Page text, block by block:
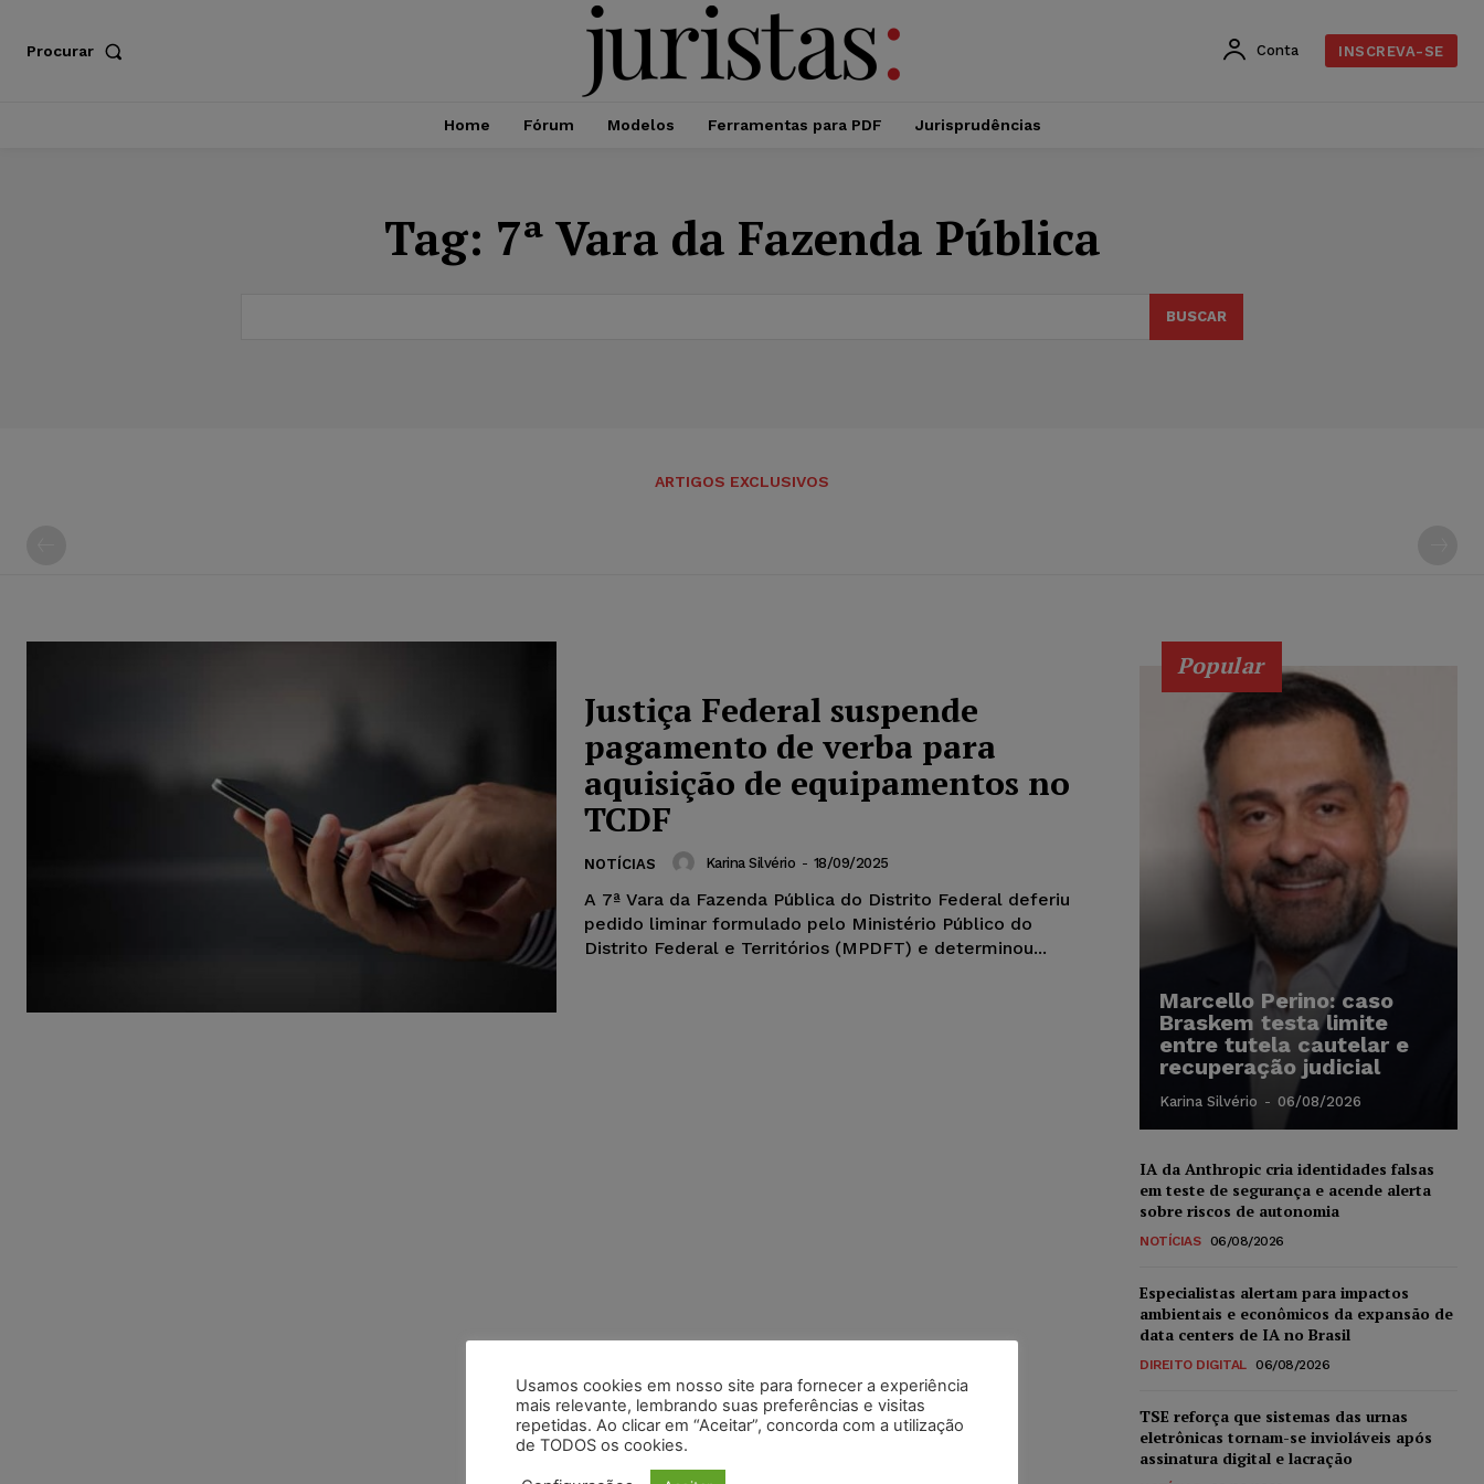
Procurar Conta INSCREVA-SE
Home Fórum Modelos Ferramentas para PDF Jurisprudências
Tag: 7ª Vara da Fazenda Pública
BUSCAR
ARTIGOS EXCLUSIVOS
Justiça Federal suspende
pagamento de verba para
aquisição de equipamentos no
TCDF
NOTÍCIAS Karina Silvério - 18/09/2025
A 7ª Vara da Fazenda Pública do Distrito Federal deferiu
pedido liminar formulado pelo Ministério Público do
Distrito Federal e Territórios (MPDFT) e determinou...
Popular
Marcello Perino: caso
Braskem testa limite
entre tutela cautelar e
recuperação judicial
Karina Silvério - 06/08/2026
IA da Anthropic cria identidades falsas
em teste de segurança e acende alerta
sobre riscos de autonomia
NOTÍCIAS 06/08/2026
Especialistas alertam para impactos
ambientais e econômicos da expansão de
data centers de IA no Brasil
DIREITO DIGITAL 06/08/2026
TSE reforça que sistemas das urnas
eletrônicas tornam-se invioláveis após
assinatura digital e lacração
Usamos cookies em nosso site para fornecer a experiência
mais relevante, lembrando suas preferências e visitas
repetidas. Ao clicar em “Aceitar”, concorda com a utilização
de TODOS os cookies.